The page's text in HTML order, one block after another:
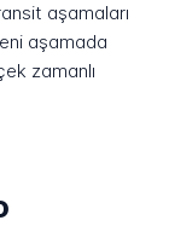
aşamaları
aşamada
zamanlı